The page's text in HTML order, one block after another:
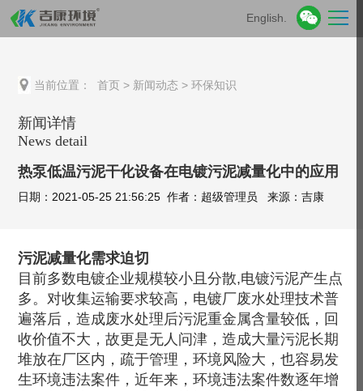
English.
当前位置： 首页 > 新闻动态 >环保知识
新闻详情
News detail
热泵低温污泥干化设备在电镀污泥减量化中的应用
日期：2021-05-25 21:56:25 作者：超级管理员 来源：吉康
污泥减量化需求迫切
目前多数电镀企业规模较小且分散,电镀污泥产生点
多。对收集运输要求较高，电镀厂废水处理技术普
遍落后，造成废水处理后污泥重金属含量较低，回
收价值不大，故更是无人问津，造成大量污泥长期
堆放在厂区内，疏于管理，环境风险大，也容易发
生环境违法案件，近年来，环境违法案件数逐年增